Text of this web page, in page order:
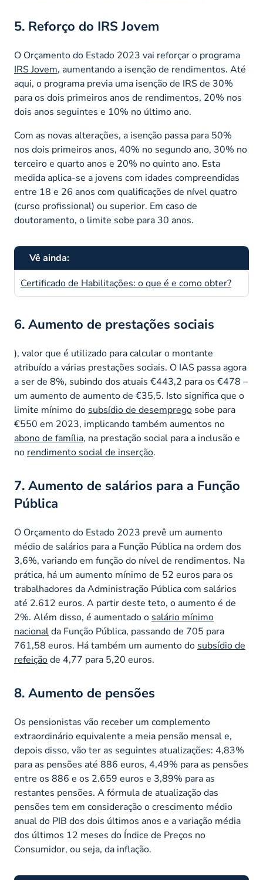
5. Reforço do IRS Jovem
O Orçamento do Estado 2023 vai reforçar o programa
IRS Jovem, aumentando a isenção de rendimentos. Até
aqui, o programa previa uma isenção de IRS de 30%
para os dois primeiros anos de rendimentos, 20% nos
dois anos seguintes e 10% no último ano.
Com as novas alterações, a isenção passa para 50%
nos dois primeiros anos, 40% no segundo ano, 30% no
terceiro e quarto anos e 20% no quinto ano. Esta
medida aplica-se a jovens com idades compreendidas
entre 18 e 26 anos com qualificações de nível quatro
(curso profissional) ou superior. Em caso de
doutoramento, o limite sobe para 30 anos.
Vê ainda:
Certificado de Habilitações: o que é e como obter?
6. Aumento de prestações sociais
), valor que é utilizado para calcular o montante
atribuído a várias prestações sociais. O IAS passa agora
a ser de 8%, subindo dos atuais €443,2 para os €478 –
um aumento de aumento de €35,5. Isto significa que o
limite mínimo do subsídio de desemprego sobe para
€550 em 2023, implicando também aumentos no
abono de família, na prestação social para a inclusão e
no rendimento social de inserção.
7. Aumento de salários para a Função
Pública
O Orçamento do Estado 2023 prevê um aumento
médio de salários para a Função Pública na ordem dos
3,6%, variando em função do nível de rendimentos. Na
prática, há um aumento mínimo de 52 euros para os
trabalhadores da Administração Pública com salários
até 2.612 euros. A partir deste teto, o aumento é de
2%. Além disso, é aumentado o salário mínimo
nacionalda Função Pública, passando de 705 para
761,58 euros. Há também um aumento do subsídio de
refeiçãode 4,77 para 5,20 euros.
8. Aumento de pensões
Os pensionistas vão receber um complemento
extraordinário equivalente a meia pensão mensal e,
depois disso, vão ter as seguintes atualizações: 4,83%
para as pensões até 886 euros, 4,49% para as pensões
entre os 886 e os 2.659 euros e 3,89% para as
restantes pensões. A fórmula de atualização das
pensões tem em consideração o crescimento médio
anual do PIB dos dois últimos anos e a variação média
dos últimos 12 meses do Índice de Preços no
Consumidor, ou seja, da inflação.